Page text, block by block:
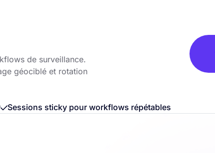
de surveillance.
géociblé et rotation
Sessions sticky pour workflows répétables